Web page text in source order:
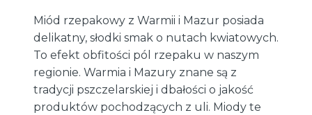
Miód rzepakowy z Warmii i Mazur posiada
delikatny, słodki smak o nutach kwiatowych.
To efekt obfitości pól rzepaku w naszym
regionie. Warmia i Mazury znane są z
tradycji pszczelarskiej i dbałości o jakość
produktów pochodzących z uli. Miody te